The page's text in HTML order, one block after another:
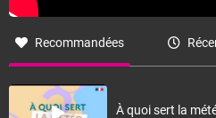
Recommandées
À quoi sert la